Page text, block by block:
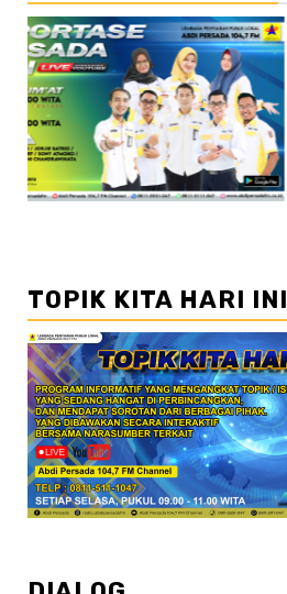
//2
TOPIK KITA HARI INI